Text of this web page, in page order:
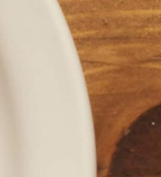
Contactez-nous